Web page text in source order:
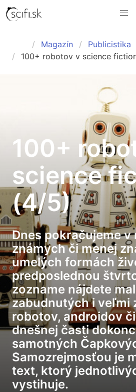
Magazín
Publicistika
100+ robotov v science
100+
science
(4/5)
Dnes pokračujeme v
známych či menej
umelých formách
predposlednou
zozname nájdete
zabudnutých i veľmi
robotov, androidov
dnešnej časti
samotných
Samozrejmosťou je
text, ktorý
vystihuje.